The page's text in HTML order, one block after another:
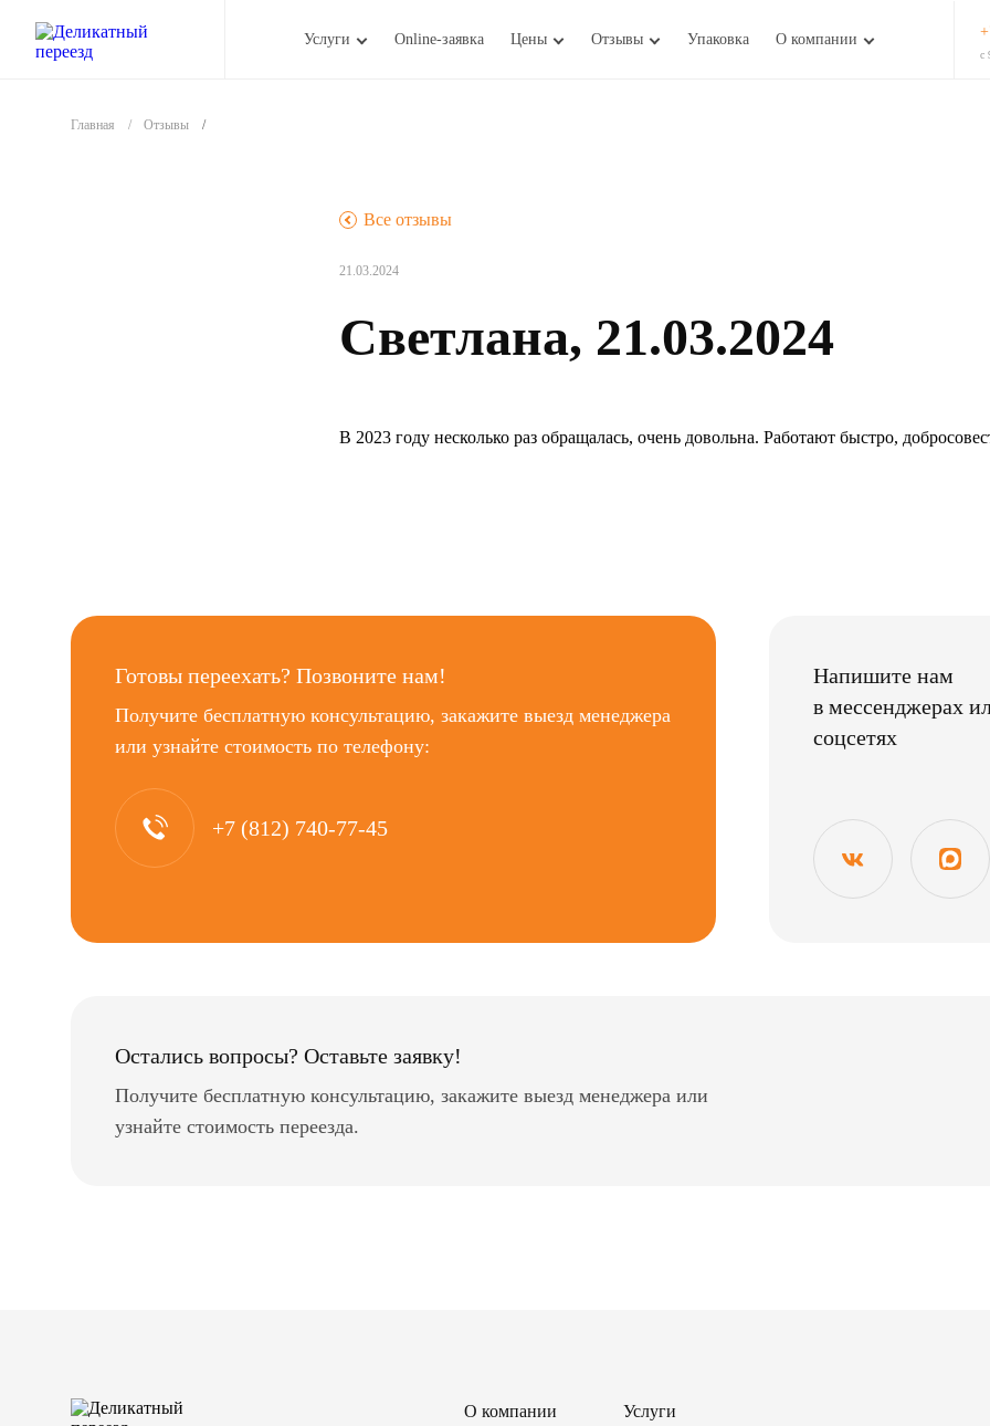
Услуги Online-заявка Цены Отзывы Упаковка О компании
с
Главная Отзывы
Все отзывы
.
21.03.2024
Светлана, 21.03.2024
В 2023 году несколько раз обращалась, очень довольна. Работают быстро,
Готовы переехать? Позвоните нам!
Получите бесплатную консультацию, закажите выезд менеджера
или узнайте стоимость по телефону:
+7 (812) 740-77-45
Напишите нам
в мессенджерах
соцсетях
Остались вопросы? Оставьте заявку!
Получите бесплатную консультацию, закажите выезд менеджера или
узнайте стоимость переезда.
О компании Услуги